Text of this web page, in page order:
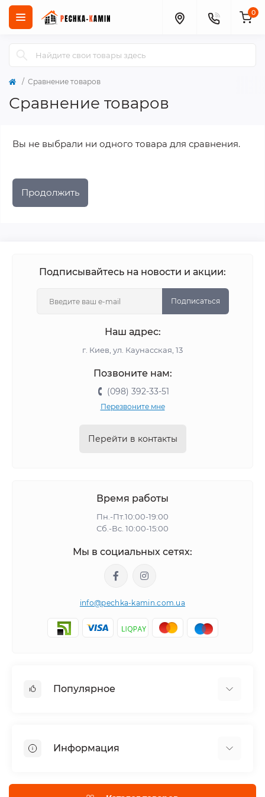
0
Сравнение товаров
Сравнение товаров
Вы не выбрали ни одного товара для сравнения.
Продолжить
Подписывайтесь на новости и акции:
Подписаться
Наш адрес:
г. Киев, ул. Каунасская, 13
Позвоните нам:
(098) 392-33-51
Перезвоните мне
Перейти в контакты
Время работы
Пн.-Пт.10:00-19:00
Сб.-Вс. 10:00-15:00
Мы в социальных сетях:
info@pechka-kamin.com.ua
Популярное
Дымоходы
Биокамины
Информация